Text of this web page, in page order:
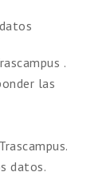
.
las
datos.